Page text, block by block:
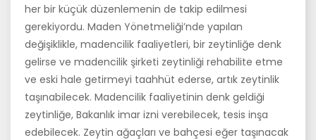
her bir küçük düzenlemenin de takip edilmesi
gerekiyordu. Maden Yönetmeliği’nde yapılan
değişiklikle, madencilik faaliyetleri, bir zeytinliğe denk
gelirse ve madencilik şirketi zeytinliği rehabilite etme
ve eski hale getirmeyi taahhüt ederse, artık zeytinlik
taşınabilecek. Madencilik faaliyetinin denk geldiği
zeytinliğe, Bakanlık imar izni verebilecek, tesis inşa
edebilecek. Zeytin ağaçları ve bahçesi eğer taşınacak